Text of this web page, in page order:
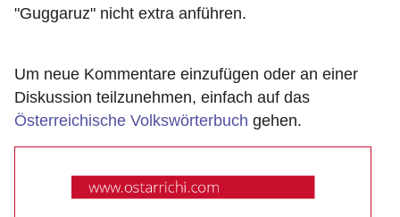
"Guggaruz" nicht extra anführen.
Um neue Kommentare einzufügen oder an einer
Diskussion teilzunehmen, einfach auf das
Österreichische Volkswörterbuch gehen.